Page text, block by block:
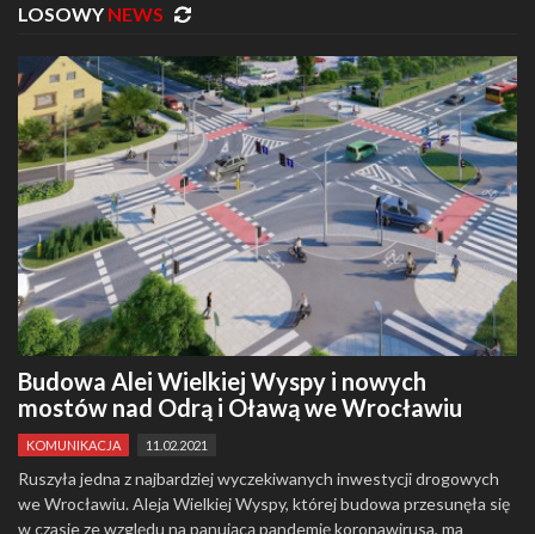
LOSOWY NEWS
Budowa Alei Wielkiej Wyspy i nowych
mostów nad Odrą i Oławą we Wrocławiu
KOMUNIKACJA 11.02.2021
Ruszyła jedna z najbardziej wyczekiwanych inwestycji drogowych
we Wrocławiu. Aleja Wielkiej Wyspy, której budowa przesunęła się
w czasie ze względu na panującą pandemię koronawirusa, ma